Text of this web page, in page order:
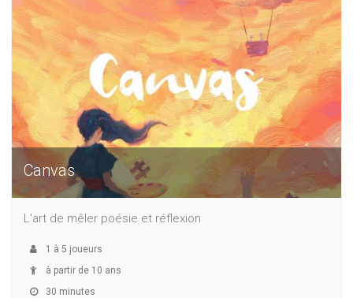
Canvas
L'art de mêler poésie et réflexion
1 à 5 joueurs
à partir de 10 ans
30 minutes